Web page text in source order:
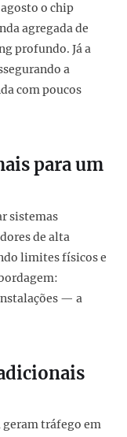
o chip
agregada de
profundo. Já a
a
com poucos
para um
sistemas
de alta
limites físicos e
— a
geram tráfego em